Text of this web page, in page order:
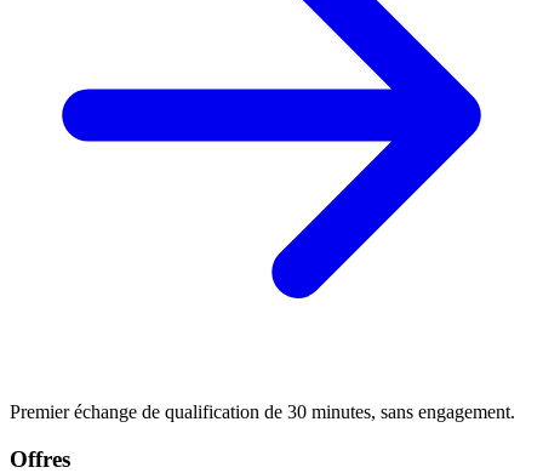
Premier échange de qualification de 30 minutes, sans engagement.
Offres